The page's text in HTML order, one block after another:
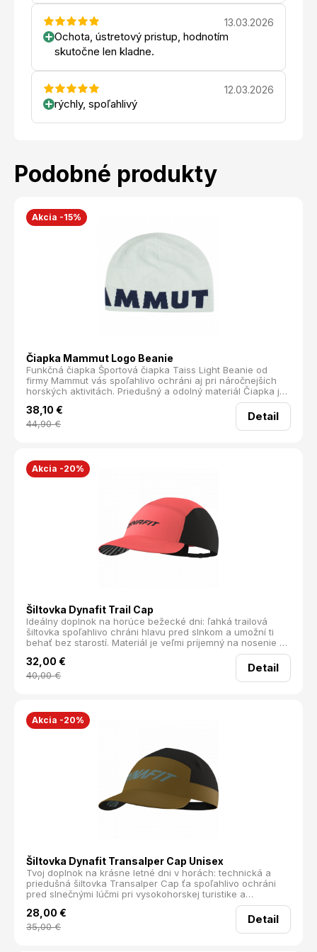
13.03.2026
Ochota, ústretový pristup, hodnotím
skutočne len kladne.
12.03.2026
rýchly, spoľahlivý
Podobné produkty
Akcia -15%
Čiapka Mammut Logo Beanie
Funkčná čiapka Športová čiapka Taiss Light Beanie od
firmy Mammut vás spoľahlivo ochráni aj pri náročnejších
horských aktivitách. Priedušný a odolný materiál Čiapka je
vyrobená z vysoko funkčného materiálu, ktorý aktívne
odvádza vlhkosť od tela. Vďaka obsahu polyamidu je
tkanina odolná a ľahký elastický materiál zabezpečuje
pohodlné nosenie. Vhodná na aktívny zimný šport Čiapka
naplno. Hlavné prednosti Taiss Light Beanie: Priedušná
Rýchloschnúca Odolná Športový strih Materiál: 50% vlna,
38,10 €
44,90€
Detail
Akcia -20%
Šiltovka Dynafit Trail Cap
Ideálny doplnok na horúce bežecké dni: ľahká trailová
šiltovka spoľahlivo chráni hlavu pred slnkom a umožní ti
behať bez starostí. Materiál je veľmi príjemný na nosenie a
rýchlo a efektívne odvádza pot. Vysoko priedušné panely s
mikroperforáciou zabezpečujú optimálnu cirkuláciu
vzduchu, takže sa neprehreješ ani pri intenzívnom výkone
32,00 €
40,00€
Detail
Akcia -20%
Šiltovka Dynafit Transalper Cap Unisex
Tvoj doplnok na krásne letné dni v horách: technická a
priedušná šiltovka Transalper Cap ťa spoľahlivo ochráni
pred slnečnými lúčmi pri vysokohorskej turistike a
28,00 €
35,00€
Detail